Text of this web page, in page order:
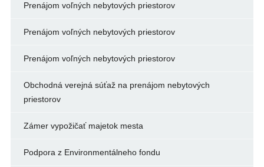
Prenájom voľných nebytových priestorov
Prenájom voľných nebytových priestorov
Prenájom voľných nebytových priestorov
Obchodná verejná súťaž na prenájom nebytových
priestorov
Zámer vypožičať majetok mesta
Podpora z Environmentálneho fondu